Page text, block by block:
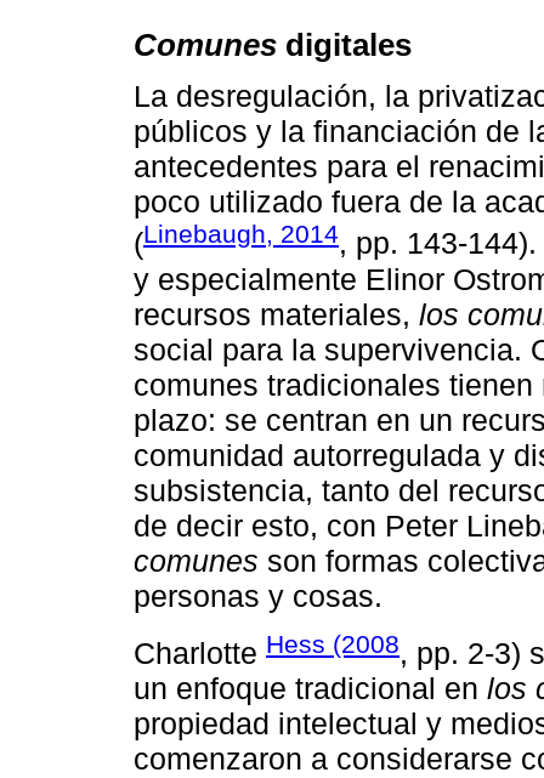
Comunes digitales
La desregulación, la
públicos y la financiación de
antecedentes para el
poco utilizado fuera de la
(Linebaugh, 2014, pp. 143-
y especialmente Elinor
recursos materiales, los
social para la supervivencia.
comunes tradicionales
plazo: se centran en un
comunidad autorregulada y
subsistencia, tanto del
de decir esto, con Peter
comunes son formas
personas y cosas.
Charlotte Hess (2008, pp. 2-3)
un enfoque tradicional en los
propiedad intelectual y
comenzaron a considerarse